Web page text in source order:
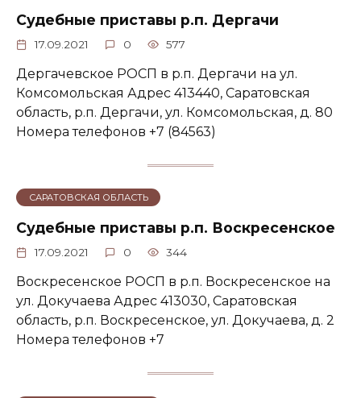
Судебные приставы р.п. Дергачи
17.09.2021 0 577
Дергачевское РОСП в р.п. Дергачи на ул.
Комсомольская Адрес 413440, Саратовская
область, р.п. Дергачи, ул. Комсомольская, д. 80
Номера телефонов +7 (84563)
САРАТОВСКАЯ ОБЛАСТЬ
Судебные приставы р.п. Воскресенское
17.09.2021 0 344
Воскресенское РОСП в р.п. Воскресенское на
ул. Докучаева Адрес 413030, Саратовская
область, р.п. Воскресенское, ул. Докучаева, д. 2
Номера телефонов +7